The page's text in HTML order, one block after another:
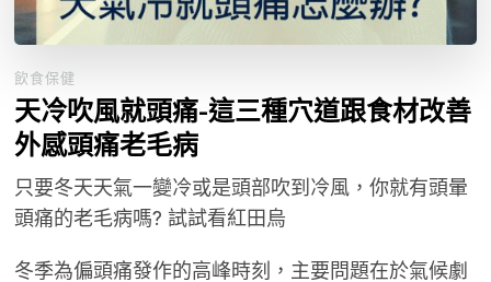
飲食保健
天冷吹風就頭痛-這三種穴道跟食材改善
外感頭痛老毛病
只要冬天天氣一變冷或是頭部吹到冷風，你就有頭暈
頭痛的老毛病嗎? 試試看紅田烏
冬季為偏頭痛發作的高峰時刻，主要問題在於氣候劇